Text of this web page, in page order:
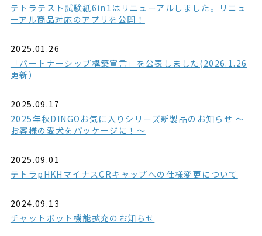
テトラテスト試験紙6in1はリニューアルしました。リニュ
ーアル商品対応のアプリを公開！
2025.01.26
「パートナーシップ構築宣言」を公表しました(2026.1.26
更新）
2025.09.17
2025年秋DINGOお気に入りシリーズ新製品のお知らせ ～
お客様の愛犬をパッケージに！～
2025.09.01
テトラpHKHマイナスCRキャップへの仕様変更について
2024.09.13
チャットボット機能拡充のお知らせ